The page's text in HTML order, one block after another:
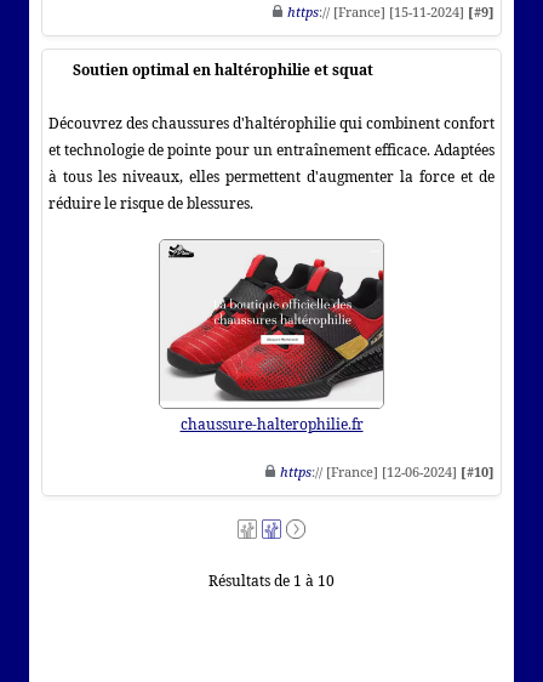
https:// [France] [15-11-2024] [#9]
Soutien optimal en haltérophilie et squat
Découvrez des chaussures d'haltérophilie qui combinent confort
et technologie de pointe pour un entraînement efficace. Adaptées
à tous les niveaux, elles permettent d'augmenter la force et de
réduire le risque de blessures.
chaussure-halterophilie.fr
https:// [France] [12-06-2024] [#10]
Résultats de 1 à 10